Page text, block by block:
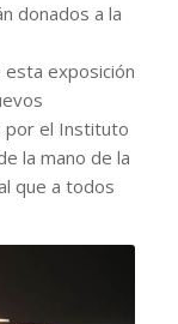
donados a la
exposición
por el Instituto
la mano de la
que a todos